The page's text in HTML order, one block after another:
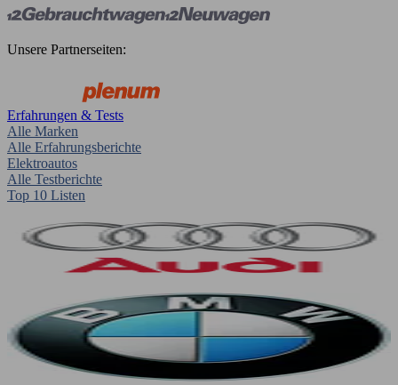
Unsere Partnerseiten:
Erfahrungen & Tests
Alle Marken
Alle Erfahrungsberichte
Elektroautos
Alle Testberichte
Top 10 Listen